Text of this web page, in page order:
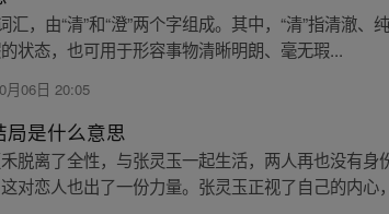
汇，由“清”和“澄”两个字组成。其中，“清”指清澈
状态，也可用于形容事物清晰明朗、毫无瑕...
月06日 20:05
是什么意思
脱离了全性，与张灵玉一起生活，两人再也没有
对恋人也出了一份力量。张灵玉正视了自己的内心